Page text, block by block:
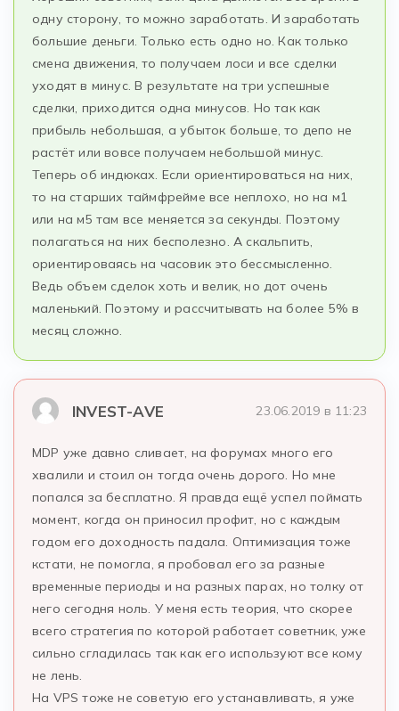
одну сторону, то можно заработать. И заработать
большие деньги. Только есть одно но. Как только
смена движения, то получаем лоси и все сделки
уходят в минус. В результате на три успешные
сделки, приходится одна минусов. Но так как
прибыль небольшая, а убыток больше, то депо не
растёт или вовсе получаем небольшой минус.
Теперь об индюках. Если ориентироваться на них,
то на старших таймфрейме все неплохо, но на м1
или на м5 там все меняется за секунды. Поэтому
полагаться на них бесполезно. А скальпить,
ориентироваясь на часовик это бессмысленно.
Ведь объем сделок хоть и велик, но дот очень
маленький. Поэтому и рассчитывать на более 5% в
месяц сложно.
INVEST-AVE 23.06.2019 в 11:23
MDP уже давно сливает, на форумах много его
хвалили и стоил он тогда очень дорого. Но мне
попался за бесплатно. Я правда ещё успел поймать
момент, когда он приносил профит, но с каждым
годом его доходность падала. Оптимизация тоже
кстати, не помогла, я пробовал его за разные
временные периоды и на разных парах, но толку от
него сегодня ноль. У меня есть теория, что скорее
всего стратегия по которой работает советник, уже
сильно сгладилась так как его используют все кому
не лень.
На VPS тоже не советую его устанавливать, я уже